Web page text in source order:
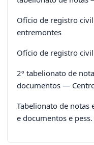
Ofício de registro
entremontes
Ofício de registro
2º tabelionato de
documentos —
Tabelionato de notas
e documentos e